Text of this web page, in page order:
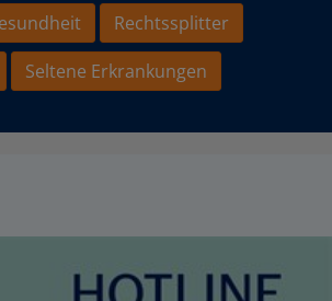
Rechtssplitter
Seltene Erkrankungen